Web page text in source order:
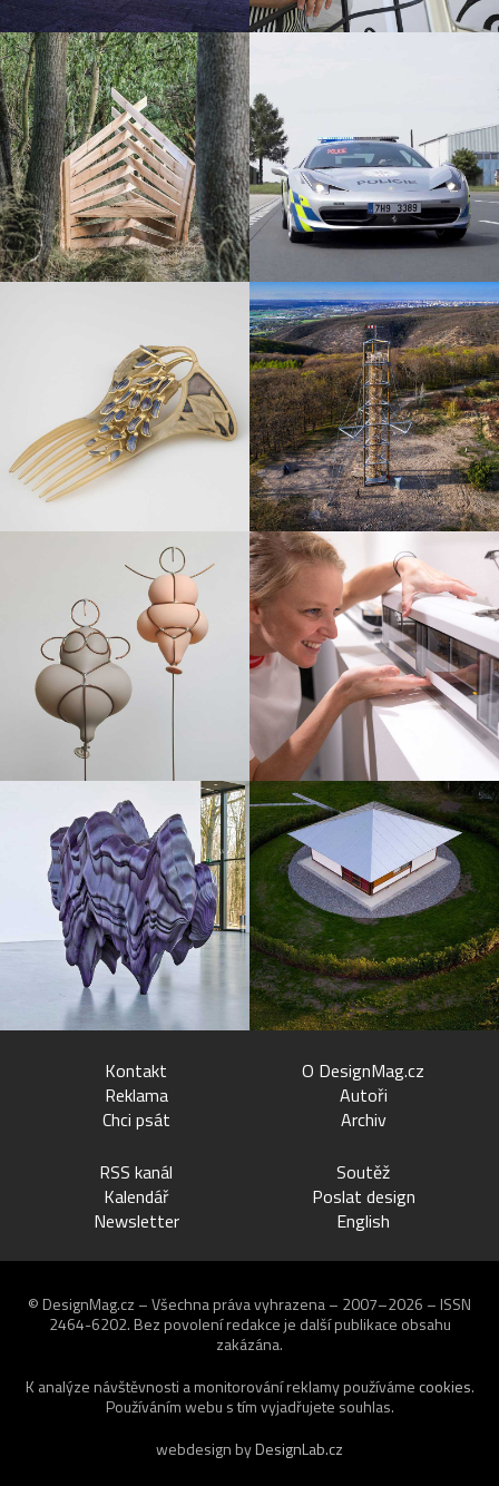
Kontakt
Reklama
Chci psát
O DesignMag.cz
Autoři
Archiv
RSS kanál
Kalendář
Newsletter
Soutěž
Poslat design
English
© DesignMag.cz – Všechna práva vyhrazena – 2007–2026 – ISSN
2464-6202. Bez povolení redakce je další publikace obsahu
zakázána.
K analýze návštěvnosti a monitorování reklamy používáme cookies.
Používáním webu s tím vyjadřujete souhlas.
webdesign byDesignLab.cz